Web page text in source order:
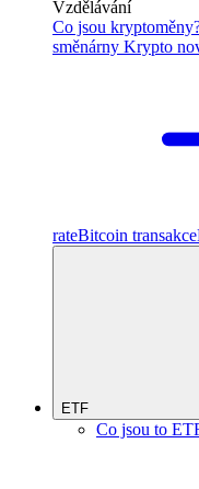
Vzdělávání
Co jsou
směnárny Krypto
rateBitcoin transakce
ETF
Co jsou to